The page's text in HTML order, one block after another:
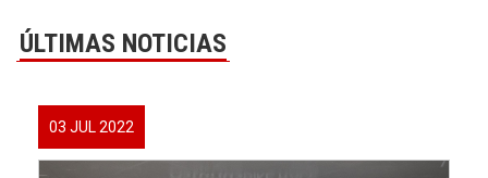
ÚLTIMAS NOTICIAS
03 JUL 2022